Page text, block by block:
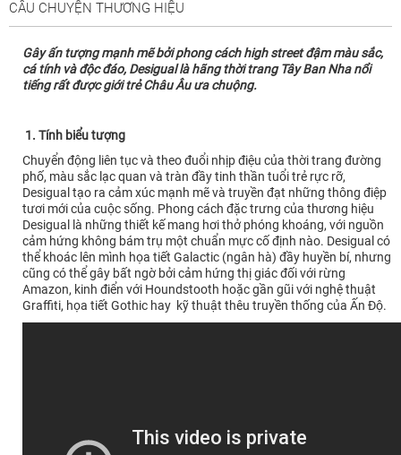
CÂU CHUYỆN THƯƠNG HIỆU
Gây ấn tượng mạnh mẽ bởi phong cách high street đậm màu sắc,
cá tính và độc đáo, Desigual là hãng thời trang Tây Ban Nha nổi
tiếng rất được giới trẻ Châu Âu ưa chuộng.
1. Tính biểu tượng
Chuyển động liên tục và theo đuổi nhịp điệu của thời trang đường
phố, màu sắc lạc quan và tràn đầy tinh thần tuổi trẻ rực rỡ,
Desigual tạo ra cảm xúc mạnh mẽ và truyền đạt những thông điệp
tươi mới của cuộc sống. Phong cách đặc trưng của thương hiệu
Desigual là những thiết kế mang hơi thở phóng khoáng, với nguồn
cảm hứng không bám trụ một chuẩn mực cố định nào. Desigual có
thể khoác lên mình họa tiết Galactic (ngân hà) đầy huyền bí, nhưng
cũng có thể gây bất ngờ bởi cảm hứng thị giác đối với rừng
Amazon, kinh điển với Houndstooth hoặc gần gũi với nghệ thuật
Graffiti, họa tiết Gothic hay kỹ thuật thêu truyền thống của Ấn Độ.